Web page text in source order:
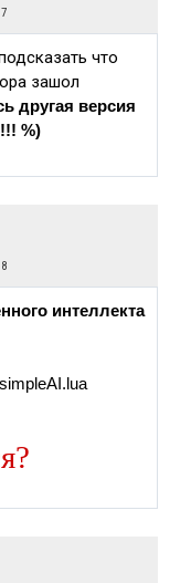
что
зашол
другая версия
%)
интеллекта